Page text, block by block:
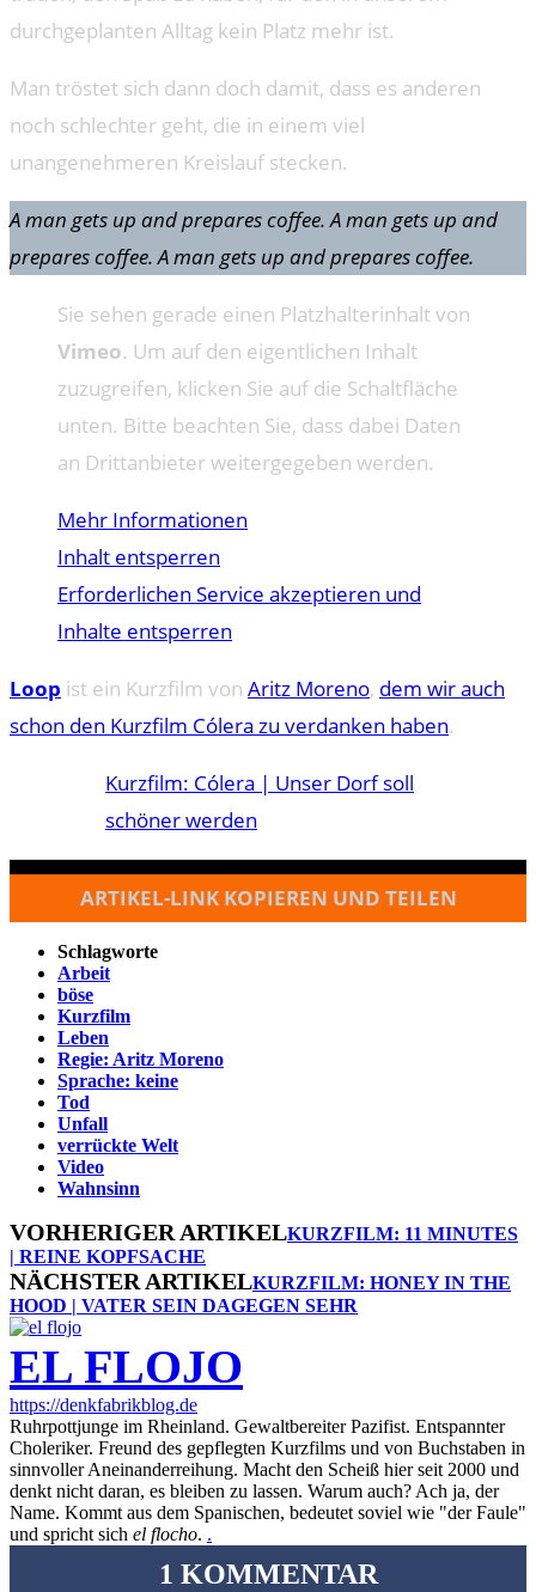
durchgeplanten Alltag kein Platz mehr ist.
Man tröstet sich dann doch damit, dass es anderen
noch schlechter geht, die in einem viel
unangenehmeren Kreislauf stecken.
A man gets up and prepares coffee. A man gets up and
prepares coffee. A man gets up and prepares coffee.
Sie sehen gerade einen Platzhalterinhalt von
Vimeo. Um auf den eigentlichen Inhalt
zuzugreifen, klicken Sie auf die Schaltfläche
unten. Bitte beachten Sie, dass dabei Daten
an Drittanbieter weitergegeben werden.
Mehr Informationen
Inhalt entsperren
Erforderlichen Service akzeptieren und
Inhalte entsperren
Loop ist ein Kurzfilm von Aritz Moreno, dem wir auch
schon den Kurzfilm Cólera zu verdanken haben.
Kurzfilm: Cólera | Unser Dorf soll
schöner werden
ARTIKEL-LINK KOPIEREN UND TEILEN
Schlagworte
Arbeit
böse
Kurzfilm
Leben
Regie: Aritz Moreno
Sprache: keine
Tod
Unfall
verrückte Welt
Video
Wahnsinn
VORHERIGER ARTIKELKURZFILM: 11 MINUTES
| REINE KOPFSACHE
NÄCHSTER ARTIKELKURZFILM: HONEY IN THE
HOOD | VATER SEIN DAGEGEN SEHR
EL FLOJO
https://denkfabrikblog.de
Ruhrpottjunge im Rheinland. Gewaltbereiter Pazifist. Entspannter
Choleriker. Freund des gepflegten Kurzfilms und von Buchstaben in
sinnvoller Aneinanderreihung. Macht den Scheiß hier seit 2000 und
denkt nicht daran, es bleiben zu lassen. Warum auch? Ach ja, der
Name. Kommt aus dem Spanischen, bedeutet soviel wie "der Faule"
und spricht sich el flocho. .
1 KOMMENTAR